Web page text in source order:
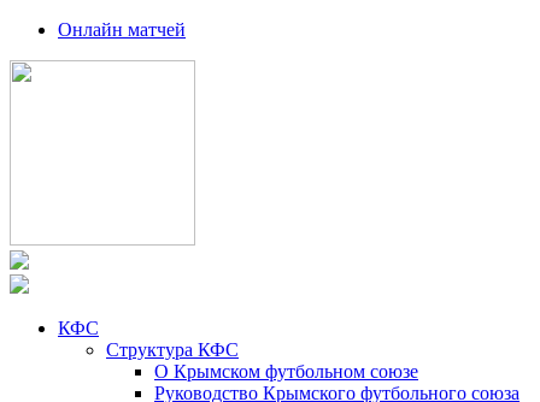
Онлайн матчей
КФС
Структура КФС
О Крымском футбольном союзе
Руководство Крымского футбольного союза